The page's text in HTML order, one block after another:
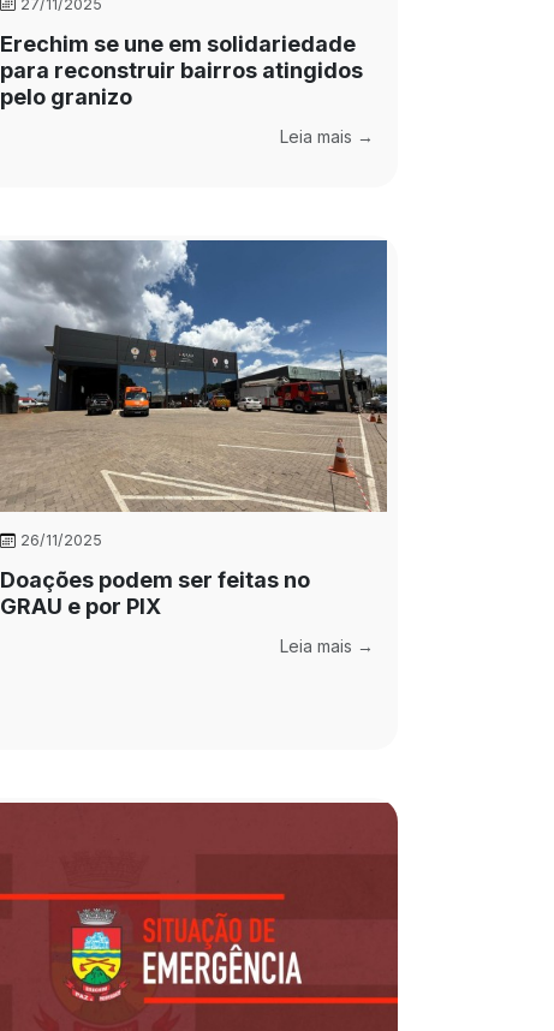
27/11/2025
Erechim se une em solidariedade
para reconstruir bairros atingidos
pelo granizo
Leia mais →
26/11/2025
Doações podem ser feitas no
GRAU e por PIX
Leia mais →